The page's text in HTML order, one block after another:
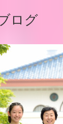
ログ